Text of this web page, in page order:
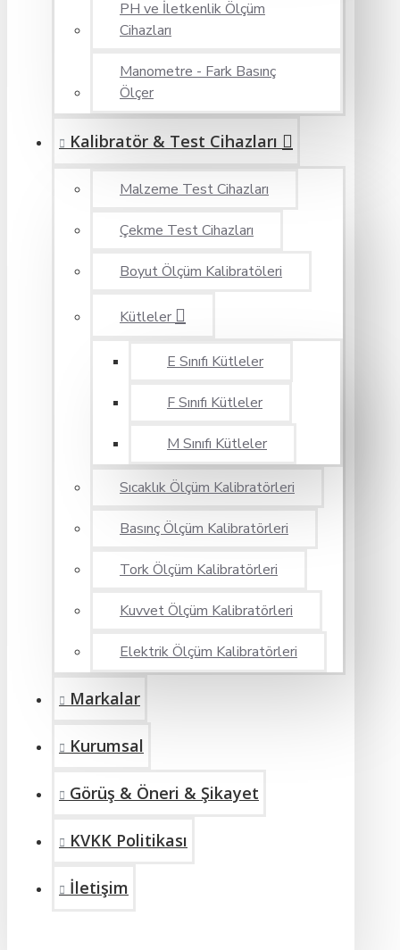
PH ve İletkenlik Ölçüm
Cihazları
Manometre - Fark Basınç
Ölçer
Kalibratör & Test Cihazları
Malzeme Test Cihazları
Çekme Test Cihazları
Boyut Ölçüm Kalibratöleri
Kütleler
E Sınıfı Kütleler
F Sınıfı Kütleler
M Sınıfı Kütleler
Sıcaklık Ölçüm Kalibratörleri
Basınç Ölçüm Kalibratörleri
Tork Ölçüm Kalibratörleri
Kuvvet Ölçüm Kalibratörleri
Elektrik Ölçüm Kalibratörleri
Markalar
Kurumsal
Görüş & Öneri & Şikayet
KVKK Politikası
İletişim